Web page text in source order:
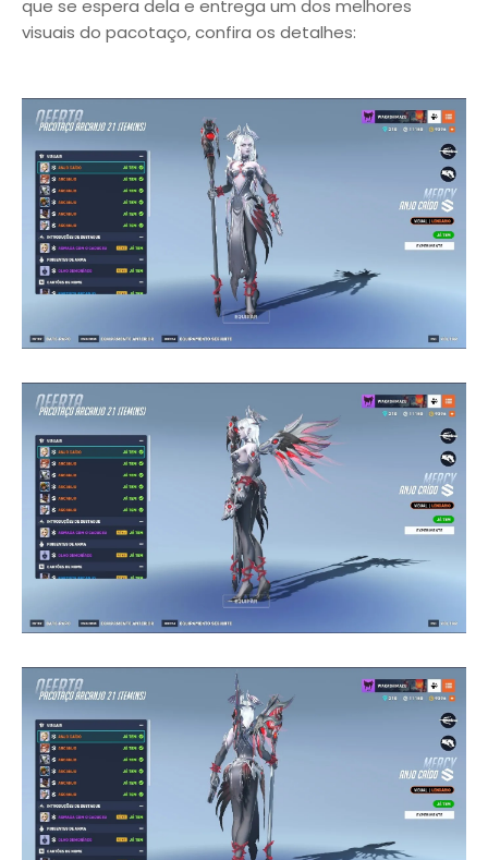
que se espera dela e entrega um dos melhores
visuais do pacotaço, confira os detalhes: